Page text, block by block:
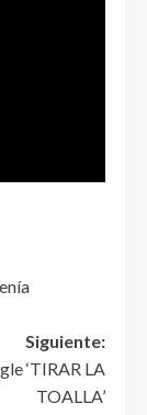
Siguiente:
‘TIRAR LA
TOALLA’